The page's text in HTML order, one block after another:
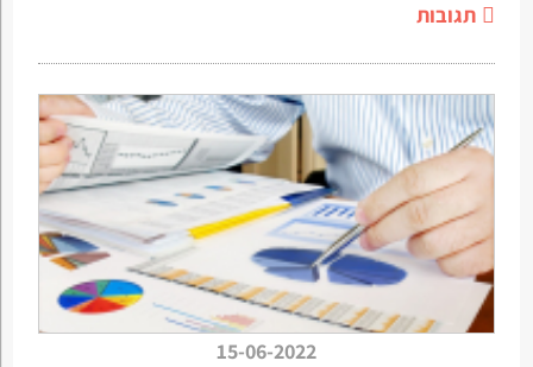
תגובות
15-06-2022